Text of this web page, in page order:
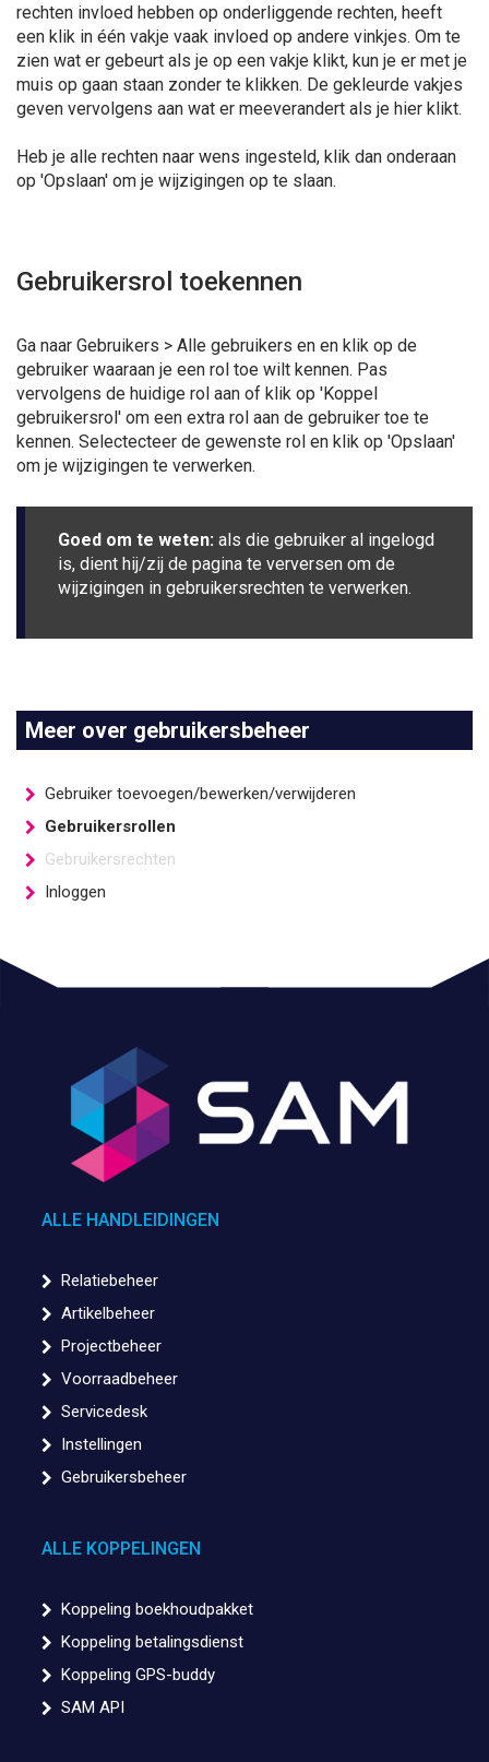
rechten invloed hebben op onderliggende rechten, heeft
een klik in één vakje vaak invloed op andere vinkjes. Om te
zien wat er gebeurt als je op een vakje klikt, kun je er met je
muis op gaan staan zonder te klikken. De gekleurde vakjes
geven vervolgens aan wat er meeverandert als je hier klikt.
Heb je alle rechten naar wens ingesteld, klik dan onderaan
op 'Opslaan' om je wijzigingen op te slaan.
Gebruikersrol toekennen
Ga naar Gebruikers > Alle gebruikers en en klik op de
gebruiker waaraan je een rol toe wilt kennen. Pas
vervolgens de huidige rol aan of klik op 'Koppel
gebruikersrol' om een extra rol aan de gebruiker toe te
kennen. Selectecteer de gewenste rol en klik op 'Opslaan'
om je wijzigingen te verwerken.
Goed om te weten: als die gebruiker al ingelogd
is, dient hij/zij de pagina te verversen om de
wijzigingen in gebruikersrechten te verwerken.
Meer over gebruikersbeheer
Gebruiker toevoegen/bewerken/verwijderen
Gebruikersrollen
Gebruikersrechten
Inloggen
ALLE HANDLEIDINGEN
Relatiebeheer
Artikelbeheer
Projectbeheer
Voorraadbeheer
Servicedesk
Instellingen
Gebruikersbeheer
ALLE KOPPELINGEN
Koppeling boekhoudpakket
Koppeling betalingsdienst
Koppeling GPS-buddy
SAM API